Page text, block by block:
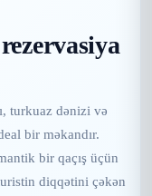
turkuaz dənizi və
bir məkandır.
bir qaçış üçün
diqqətini çəkən